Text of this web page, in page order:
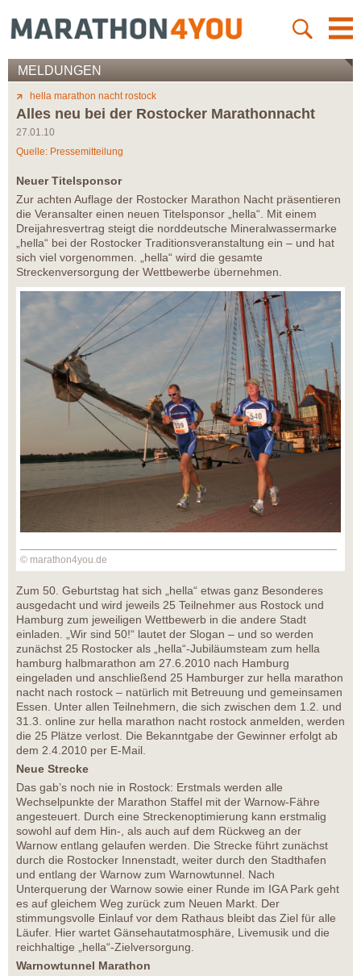
MELDUNGEN
hella marathon nacht rostock
Alles neu bei der Rostocker Marathonnacht
27.01.10
Quelle: Pressemitteilung
Neuer Titelsponsor
Zur achten Auflage der Rostocker Marathon Nacht präsentieren
die Veransalter einen neuen Titelsponsor „hella“. Mit einem
Dreijahresvertrag steigt die norddeutsche Mineralwassermarke
„hella“ bei der Rostocker Traditionsveranstaltung ein – und hat
sich viel vorgenommen. „hella“ wird die gesamte
Streckenversorgung der Wettbewerbe übernehmen.
© marathon4you.de
Zum 50. Geburtstag hat sich „hella“ etwas ganz Besonderes
ausgedacht und wird jeweils 25 Teilnehmer aus Rostock und
Hamburg zum jeweiligen Wettbewerb in die andere Stadt
einladen. „Wir sind 50!“ lautet der Slogan – und so werden
zunächst 25 Rostocker als „hella“-Jubiläumsteam zum hella
hamburg halbmarathon am 27.6.2010 nach Hamburg
eingeladen und anschließend 25 Hamburger zur hella marathon
nacht nach rostock – natürlich mit Betreuung und gemeinsamen
Essen. Unter allen Teilnehmern, die sich zwischen dem 1.2. und
31.3. online zur hella marathon nacht rostock anmelden, werden
die 25 Plätze verlost. Die Bekanntgabe der Gewinner erfolgt ab
dem 2.4.2010 per E-Mail.
Neue Strecke
Das gab’s noch nie in Rostock: Erstmals werden alle
Wechselpunkte der Marathon Staffel mit der Warnow-Fähre
angesteuert. Durch eine Streckenoptimierung kann erstmalig
sowohl auf dem Hin-, als auch auf dem Rückweg an der
Warnow entlang gelaufen werden. Die Strecke führt zunächst
durch die Rostocker Innenstadt, weiter durch den Stadthafen
und entlang der Warnow zum Warnowtunnel. Nach
Unterquerung der Warnow sowie einer Runde im IGA Park geht
es auf gleichem Weg zurück zum Neuen Markt. Der
stimmungsvolle Einlauf vor dem Rathaus bleibt das Ziel für alle
Läufer. Hier wartet Gänsehautatmosphäre, Livemusik und die
reichhaltige „hella“-Zielversorgung.
Warnowtunnel Marathon